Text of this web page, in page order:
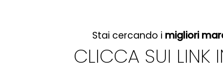
Stai cercando i migliori
CLICCA SUI LINK